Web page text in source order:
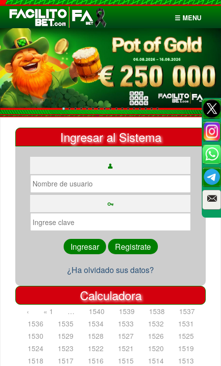
☰ MENU
Inicio
Apuestas
Cuentas
Ingresar al Sistema
¿Ha olvidado sus datos?
Calculadora
‹ « 1 … 1540 1539 1538
1537
1536
1535 1534 1533 1532
1531
1530
1529 1528 1527 1526
1525
1524
1523 1522 1521 1520
1519
1518
1517 1516 1515 1514
1513